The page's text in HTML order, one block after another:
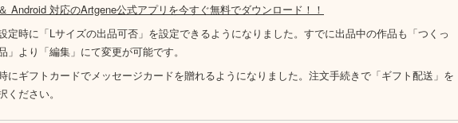
Android 対応のArtgene公式アプリを今すぐ無料でダウンロード！！
定時に「Lサイズの出品可否」を設定できるようになりました。すでに出品中の作品も「つくっ
」より「編集」にて変更が可能です。
にギフトカードでメッセージカードを贈れるようになりました。注文手続きで「ギフト配送」を
ください。